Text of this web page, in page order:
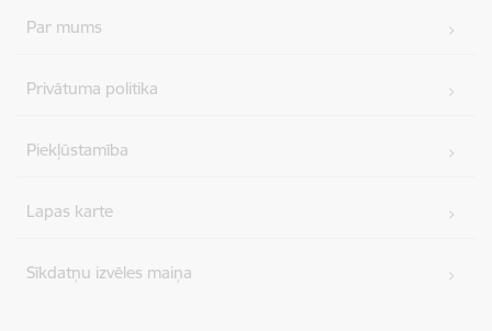
Par mums
Privātuma politika
Piekļūstamība
Lapas karte
Sīkdatņu izvēles maiņa